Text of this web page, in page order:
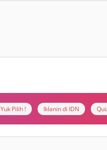
Yuk Pilih ! Iklanin di IDN